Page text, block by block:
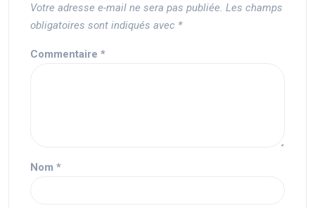
Votre adresse e-mail ne sera pas publiée. Les champs
obligatoires sont indiqués avec *
Commentaire *
Nom *